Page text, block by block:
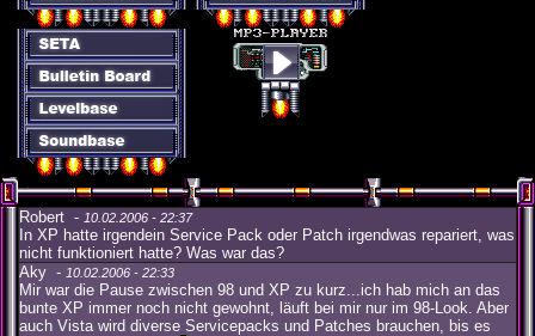
Robert - 10.02.2006 - 22:37
In XP hatte irgendein Service Pack oder Patch irgendwas repariert, was
nicht funktioniert hatte? Was war das?
Aky - 10.02.2006 - 22:33
Mir war die Pause zwischen 98 und XP zu kurz...ich hab mich an das
bunte XP immer noch nicht gewohnt, läuft bei mir nur im 98-Look. Aber
auch Vista wird diverse Servicepacks und Patches brauchen, bis es